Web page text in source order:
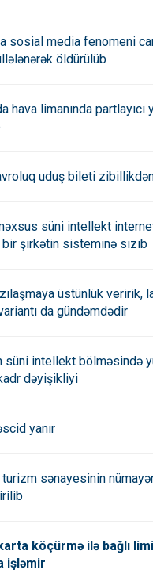
sosial media fenomeni
öldürülüb
hava limanında partlayıcı
uduş bileti zibillikdən
süni intellekt
şirkətin sisteminə sızıb
üstünlük veririk,
da gündəmdədir
süni intellekt bölməsində
dəyişikliyi
yanır
turizm sənayesinin
köçürmə ilə bağlı
işləmir